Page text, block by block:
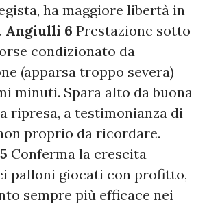
ha maggiore libertà in
Angiulli 6 Prestazione sotto
condizionato da
(apparsa troppo severa)
minuti. Spara alto da buona
ripresa, a testimonianza di
proprio da ricordare.
Conferma la crescita
palloni giocati con profitto,
sempre più efficace nei